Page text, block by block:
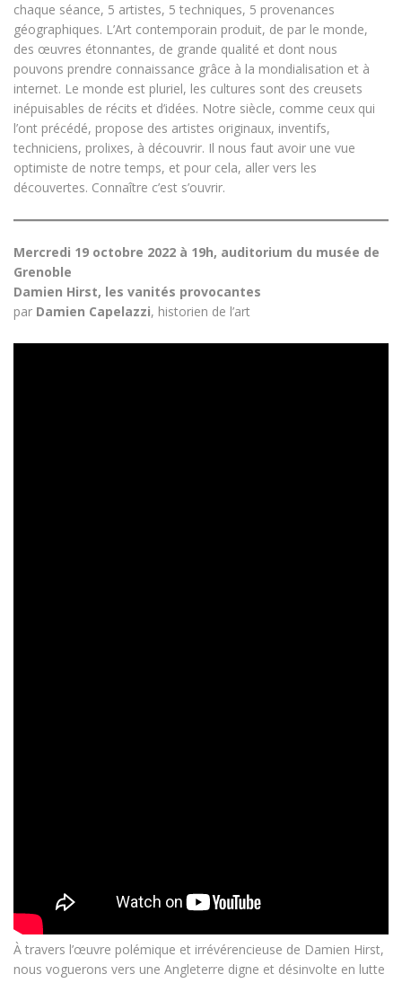
chaque séance, 5 artistes, 5 techniques, 5 provenances
géographiques. L’Art contemporain produit, de par le monde,
des œuvres étonnantes, de grande qualité et dont nous
pouvons prendre connaissance grâce à la mondialisation et à
internet. Le monde est pluriel, les cultures sont des creusets
inépuisables de récits et d’idées. Notre siècle, comme ceux qui
l’ont précédé, propose des artistes originaux, inventifs,
techniciens, prolixes, à découvrir. Il nous faut avoir une vue
optimiste de notre temps, et pour cela, aller vers les
découvertes. Connaître c’est s’ouvrir.
Mercredi 19 octobre 2022 à 19h, auditorium du musée de
Grenoble
Damien Hirst, les vanités provocantes
par Damien Capelazzi, historien de l’art
À travers l’œuvre polémique et irrévérencieuse de Damien Hirst,
nous voguerons vers une Angleterre digne et désinvolte en lutte